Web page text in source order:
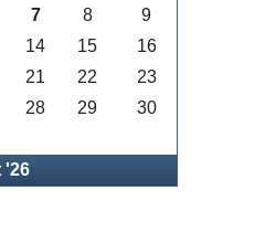
'26
7 8
9
14 15
16
21 22
23
28 29
30